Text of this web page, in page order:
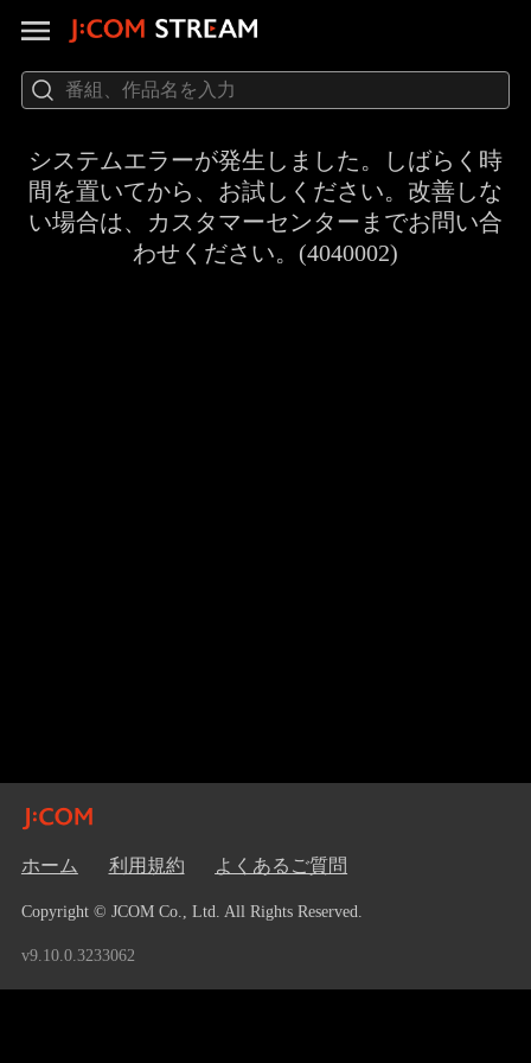
システムエラーが発生しました。しばらく時
間を置いてから、お試しください。改善しな
い場合は、カスタマーセンターまでお問い合
わせください。(4040002)
ホーム 利用規約 よくあるご質問
Copyright © JCOM Co., Ltd. All Rights Reserved.
v9.10.0.3233062